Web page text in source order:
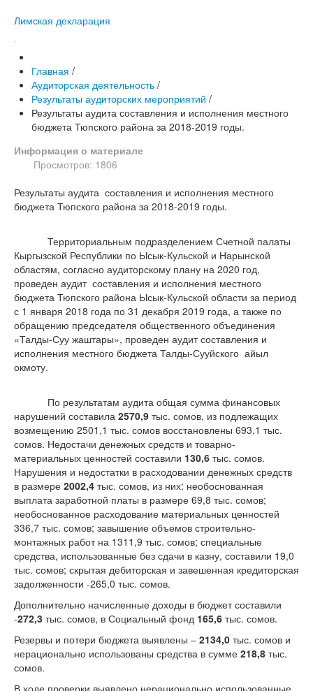
Лимская декларация
Главная /
Аудиторская деятельность /
Результаты аудиторских мероприятий /
Результаты аудита составления и исполнения местного
бюджета Тюпского района за 2018-2019 годы.
Информация о материале
Просмотров: 1806
Результаты аудита составления и исполнения местного
бюджета Тюпского района за 2018-2019 годы.
Территориальным подразделением Счетной палаты
Кыргызской Республики по Ысык-Кульской и Нарынской
областям, согласно аудиторскому плану на 2020 год,
проведен аудит составления и исполнения местного
бюджета Тюпского района Ысык-Кульской области за период
с 1 января 2018 года по 31 декабря 2019 года, а также по
обращению председателя общественного объединения
«Талды-Суу жаштары», проведен аудит составления и
исполнения местного бюджета Талды-Сууйского айыл
окмоту.
По результатам аудита общая сумма финансовых
нарушений составила 2570,9 тыс. сомов, из подлежащих
возмещению 2501,1 тыс. сомов восстановлены 693,1 тыс.
сомов. Недостачи денежных средств и товарно-
материальных ценностей составили 130,6 тыс. сомов.
Нарушения и недостатки в расходовании денежных средств
в размере 2002,4 тыс. сомов, из них: необоснованная
выплата заработной платы в размере 69,8 тыс. сомов;
необоснованное расходование материальных ценностей
336,7 тыс. сомов; завышение объемов строительно-
монтажных работ на 1311,9 тыс. сомов; специальные
средства, использованные без сдачи в казну, составили 19,0
тыс. сомов; скрытая дебиторская и завешенная кредиторская
задолженности -265,0 тыс. сомов.
Дополнительно начисленные доходы в бюджет составили
-272,3 тыс. сомов, в Социальный фонд 165,6 тыс. сомов.
Резервы и потери бюджета выявлены – 2134,0 тыс. сомов и
нерационально использованы средства в сумме 218,8 тыс.
сомов.
В ходе проверки выявлено нерационально использованные